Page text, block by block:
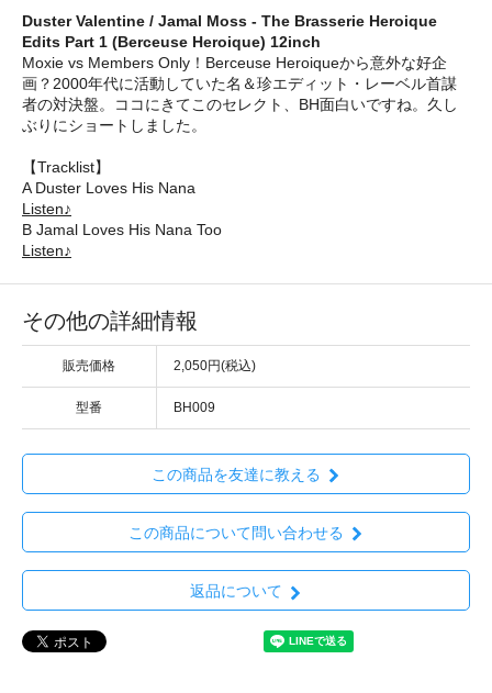
Duster Valentine / Jamal Moss - The Brasserie Heroique
Edits Part 1 (Berceuse Heroique) 12inch
Moxie vs Members Only！Berceuse Heroiqueから意外な好企
画？2000年代に活動していた名＆珍エディット・レーベル首謀
者の対決盤。ココにきてこのセレクト、BH面白いですね。久し
ぶりにショートしました。
【Tracklist】
A Duster Loves His Nana
Listen♪
B Jamal Loves His Nana Too
Listen♪
その他の詳細情報
販売価格 2,050円(税込)
型番 BH009
この商品を友達に教える
この商品について問い合わせる
返品について